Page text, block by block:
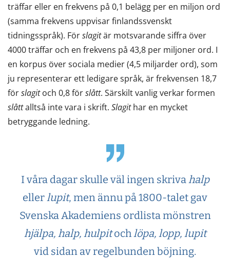
träffar eller en frekvens på 0,1 belägg per en miljon ord
(samma frekvens uppvisar finlandssvenskt
tidningsspråk). Förslagitär motsvarande siffra över
4000 träffar och en frekvens på 43,8 per miljoner ord. I
en korpus över sociala medier (4,5 miljarder ord), som
ju representerar ett ledigare språk, är frekvensen 18,7
förslagitoch 0,8 förslått. Särskilt vanlig verkar formen
slåttalltså inte vara i skrift. Slagithar en mycket
betryggande ledning.
I våra dagar skulle väl ingen skrivahalp
ellerlupit, men ännu på 1800-talet gav
Svenska Akademiens ordlista mönstren
hjälpa, halp, hulpitochlöpa, lopp, lupit
vid sidan av regelbunden böjning.